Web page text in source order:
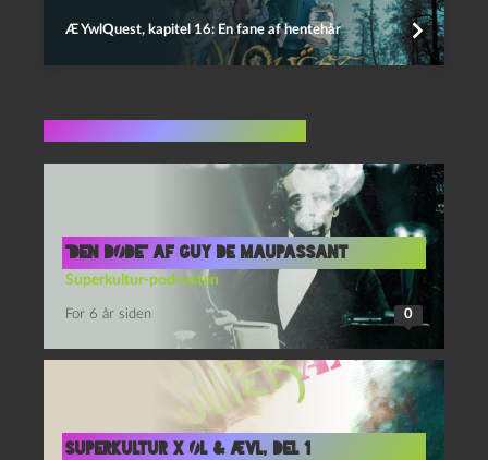
Æ YwlQuest, kapitel 16: En fane af hentehår
“Den døde” af Guy de Maupassant
Superkultur-podcasten
For 6 år siden 0
Superkultur x Øl & Ævl, del 1